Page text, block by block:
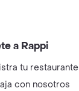
a Rappi
tu restaurante
con nosotros